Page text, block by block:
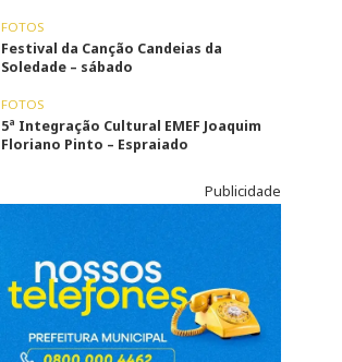
FOTOS
Festival da Canção Candeias da
Soledade – sábado
FOTOS
5ª Integração Cultural EMEF Joaquim
Floriano Pinto – Espraiado
Publicidade